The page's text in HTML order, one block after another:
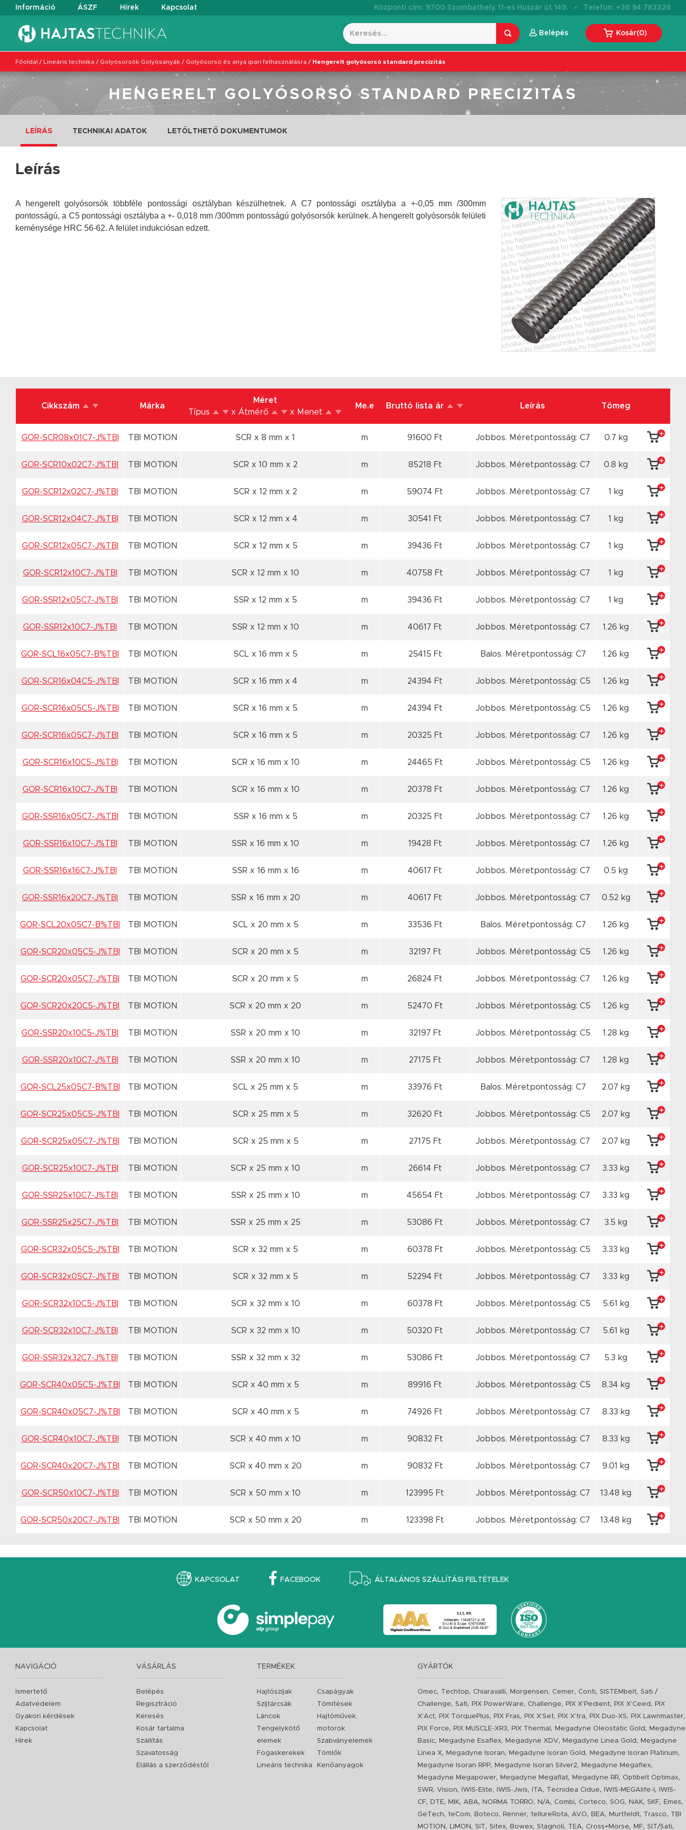
Információ ÁSZF Hírek Kapcsolat Központi cím: 9700 Szombathely, 11-es Huszár út 149. · Telefon: +36 94 783326
Belépés Kosár(0)
Főoldal / Lineáris technika / Golyósorsók Golyósanyák / Golyósorsó és anya ipari felhasználásra / Hengerelt golyósorsó standard precizitás
HENGERELT GOLYÓSORSÓ STANDARD PRECIZITÁS
LEÍRÁS TECHNIKAI ADATOK LETÖLTHETŐ DOKUMENTUMOK
Leírás
A hengerelt golyósorsók többféle pontossági osztályban készülhetnek. A C7 pontossági osztályba a +-0,05 mm /300mm
pontosságú, a C5 pontossági osztályba a +- 0,018 mm /300mm pontosságú golyósorsók kerülnek. A hengerelt golyósorsók felületi
keménysége HRC 56-62. A felület indukciósan edzett.
Cikkszám Márka
Méret
Típus
x Átmérő x Menet
Me.e Bruttó lista ár Leírás Tömeg
GOR-SCR08x01C7-J%TBI TBI MOTION SCR x 8 mm x 1 m 91600 Ft Jobbos. Méretpontosság: C7 0.7 kg
GOR-SCR10x02C7-J%TBI TBI MOTION SCR x 10 mm x 2 m 85218 Ft Jobbos. Méretpontosság: C7 0.8 kg
GOR-SCR12x02C7-J%TBI TBI MOTION SCR x 12 mm x 2 m 59074 Ft Jobbos. Méretpontosság: C7 1 kg
GOR-SCR12x04C7-J%TBI TBI MOTION SCR x 12 mm x 4 m 30541 Ft Jobbos. Méretpontosság: C7 1 kg
GOR-SCR12x05C7-J%TBI TBI MOTION SCR x 12 mm x 5 m 39436 Ft Jobbos. Méretpontosság: C7 1 kg
GOR-SCR12x10C7-J%TBI TBI MOTION SCR x 12 mm x 10 m 40758 Ft Jobbos. Méretpontosság: C7 1 kg
GOR-SSR12x05C7-J%TBI TBI MOTION SSR x 12 mm x 5 m 39436 Ft Jobbos. Méretpontosság: C7 1 kg
GOR-SSR12x10C7-J%TBI TBI MOTION SSR x 12 mm x 10 m 40617 Ft Jobbos. Méretpontosság: C7 1.26 kg
GOR-SCL16x05C7-B%TBI TBI MOTION SCL x 16 mm x 5 m 25415 Ft Balos. Méretpontosság: C7 1.26 kg
GOR-SCR16x04C5-J%TBI TBI MOTION SCR x 16 mm x 4 m 24394 Ft Jobbos. Méretpontosság: C5 1.26 kg
GOR-SCR16x05C5-J%TBI TBI MOTION SCR x 16 mm x 5 m 24394 Ft Jobbos. Méretpontosság: C5 1.26 kg
GOR-SCR16x05C7-J%TBI TBI MOTION SCR x 16 mm x 5 m 20325 Ft Jobbos. Méretpontosság: C7 1.26 kg
GOR-SCR16x10C5-J%TBI TBI MOTION SCR x 16 mm x 10 m 24465 Ft Jobbos. Méretpontosság: C5 1.26 kg
GOR-SCR16x10C7-J%TBI TBI MOTION SCR x 16 mm x 10 m 20378 Ft Jobbos. Méretpontosság: C7 1.26 kg
GOR-SSR16x05C7-J%TBI TBI MOTION SSR x 16 mm x 5 m 20325 Ft Jobbos. Méretpontosság: C7 1.26 kg
GOR-SSR16x10C7-J%TBI TBI MOTION SSR x 16 mm x 10 m 19428 Ft Jobbos. Méretpontosság: C7 1.26 kg
GOR-SSR16x16C7-J%TBI TBI MOTION SSR x 16 mm x 16 m 40617 Ft Jobbos. Méretpontosság: C7 0.5 kg
GOR-SSR16x20C7-J%TBI TBI MOTION SSR x 16 mm x 20 m 40617 Ft Jobbos. Méretpontosság: C7 0.52 kg
GOR-SCL20x05C7-B%TBI TBI MOTION SCL x 20 mm x 5 m 33536 Ft Balos. Méretpontosság: C7 1.26 kg
GOR-SCR20x05C5-J%TBI TBI MOTION SCR x 20 mm x 5 m 32197 Ft Jobbos. Méretpontosság: C5 1.26 kg
GOR-SCR20x05C7-J%TBI TBI MOTION SCR x 20 mm x 5 m 26824 Ft Jobbos. Méretpontosság: C7 1.26 kg
GOR-SCR20x20C5-J%TBI TBI MOTION SCR x 20 mm x 20 m 52470 Ft Jobbos. Méretpontosság: C5 1.26 kg
GOR-SSR20x10C5-J%TBI TBI MOTION SSR x 20 mm x 10 m 32197 Ft Jobbos. Méretpontosság: C5 1.28 kg
GOR-SSR20x10C7-J%TBI TBI MOTION SSR x 20 mm x 10 m 27175 Ft Jobbos. Méretpontosság: C7 1.28 kg
GOR-SCL25x05C7-B%TBI TBI MOTION SCL x 25 mm x 5 m 33976 Ft Balos. Méretpontosság: C7 2.07 kg
GOR-SCR25x05C5-J%TBI TBI MOTION SCR x 25 mm x 5 m 32620 Ft Jobbos. Méretpontosság: C5 2.07 kg
GOR-SCR25x05C7-J%TBI TBI MOTION SCR x 25 mm x 5 m 27175 Ft Jobbos. Méretpontosság: C7 2.07 kg
GOR-SCR25x10C7-J%TBI TBI MOTION SCR x 25 mm x 10 m 26614 Ft Jobbos. Méretpontosság: C7 3.33 kg
GOR-SSR25x10C7-J%TBI TBI MOTION SSR x 25 mm x 10 m 45654 Ft Jobbos. Méretpontosság: C7 3.33 kg
GOR-SSR25x25C7-J%TBI TBI MOTION SSR x 25 mm x 25 m 53086 Ft Jobbos. Méretpontosság: C7 3.5 kg
GOR-SCR32x05C5-J%TBI TBI MOTION SCR x 32 mm x 5 m 60378 Ft Jobbos. Méretpontosság: C5 3.33 kg
GOR-SCR32x05C7-J%TBI TBI MOTION SCR x 32 mm x 5 m 52294 Ft Jobbos. Méretpontosság: C7 3.33 kg
GOR-SCR32x10C5-J%TBI TBI MOTION SCR x 32 mm x 10 m 60378 Ft Jobbos. Méretpontosság: C5 5.61 kg
GOR-SCR32x10C7-J%TBI TBI MOTION SCR x 32 mm x 10 m 50320 Ft Jobbos. Méretpontosság: C7 5.61 kg
GOR-SSR32x32C7-J%TBI TBI MOTION SSR x 32 mm x 32 m 53086 Ft Jobbos. Méretpontosság: C7 5.3 kg
GOR-SCR40x05C5-J%TBI TBI MOTION SCR x 40 mm x 5 m 89916 Ft Jobbos. Méretpontosság: C5 8.34 kg
GOR-SCR40x05C7-J%TBI TBI MOTION SCR x 40 mm x 5 m 74926 Ft Jobbos. Méretpontosság: C7 8.33 kg
GOR-SCR40x10C7-J%TBI TBI MOTION SCR x 40 mm x 10 m 90832 Ft Jobbos. Méretpontosság: C7 8.33 kg
GOR-SCR40x20C7-J%TBI TBI MOTION SCR x 40 mm x 20 m 90832 Ft Jobbos. Méretpontosság: C7 9.01 kg
GOR-SCR50x10C7-J%TBI TBI MOTION SCR x 50 mm x 10 m 123995 Ft Jobbos. Méretpontosság: C7 13.48 kg
GOR-SCR50x20C7-J%TBI TBI MOTION SCR x 50 mm x 20 m 123398 Ft Jobbos. Méretpontosság: C7 13.48 kg
KAPCSOLAT FACEBOOK ÁLTALÁNOS SZÁLLÍTÁSI FELTÉTELEK
NAVIGÁCIÓ
Ismertető
Adatvédelem
Gyakori kérdések
Kapcsolat
Hírek
VÁSÁRLÁS
Belépés
Regisztráció
Keresés
Kosár tartalma
Szállítás
Szavatosság
Elállás a szerződéstől
TERMÉKEK
Hajtószíjak
Szíjtárcsák
Láncok
Tengelykötő
elemek
Fogaskerekek
Lineáris technika
Csapágyak
Tömítések
Hajtóművek,
motorok
Szabványelemek
Tömlők
Kenőanyagok
GYÁRTÓK
Omec, Techtop, Chiaravalli, Morgensen, Cemer, Conti,SISTEMbelt,Sati /
Challenge,Sati, PIX PowerWare, Challenge, PIX X'Pedient, PIX X'Ceed ,
PIX
X'Act, PIX TorquePlus, PIX Fras, PIX X'Set, PIX X'tra, PIX Duo-XS, PIX Lawnmaster,
PIX Force, PIX MUSCLE-XR3, PIX Thermal , Megadyne Oleostatic Gold ,
Megadyne
Basic, Megadyne Esaflex, Megadyne XDV, Megadyne Linea Gold ,
Megadyne
Linea X, Megadyne Isoran, Megadyne Isoran Gold , Megadyne Isoran Platinum,
Megadyne Isoran RPP, Megadyne Isoran Silver2, Megadyne Megaflex,
Megadyne Megapower, Megadyne Megaflat, Megadyne RR, Optibelt Optimax,
SWR,Vision, IWIS-Elite, IWIS-Jwis, ITA, Tecnidea Cidue, IWIS-MEGAlife-I ,
IWIS-
CF, DTE, MIK, ABA, NORMA TORRO, N/A, Combi, Corteco,SOG, NAK,SKF, Emes,
GeTech, teCom, Boteco, Renner, tellureRota, AVO, BEA, Murtfeldt, Trasco, TBI
MOTION , LIMON ,SIT,Sitex, Bowex,Stagnoli, TEA, Cross+Morse, MF,SIT/Sati,